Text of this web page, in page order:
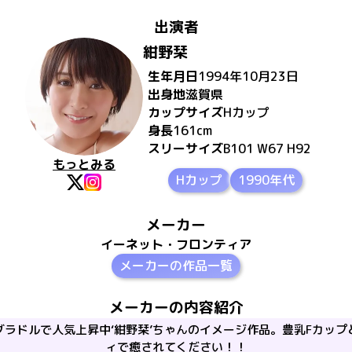
出演者
もっとみる
紺野栞
生年月日1994年10月23日
出身地滋賀県
カップサイズHカップ
身長161cm
スリーサイズB101 W67 H92
Hカップ
1990年代
メーカー
イーネット・フロンティア
メーカーの作品一覧
メーカーの内容紹介
ドルで人気上昇中‘紺野栞’ちゃんのイメージ作品。豊乳Fカッ
ィで癒されてください！！